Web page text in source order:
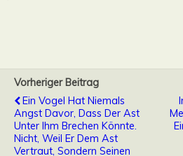
Vorheriger Beitrag
Ein Vogel Hat Niemals
Angst Davor, Dass Der Ast
Unter Ihm Brechen Könnte.
Nicht, Weil Er Dem Ast
Vertraut, Sondern Seinen